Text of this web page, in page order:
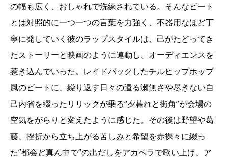
の幅も広く、おしゃれで洗練されている。そんなビート
とは対照的に一つ一つの言葉を力強く、不器用なほど丁
寧に発していく彼のラップスタイルは、己がたどってき
たストーリーと映画のように連動し、オーディエンスを
惹き込んでいった。レイドバックしたチルヒップホップ
風のビートに、繰り返す日々の遣る瀬無さや尽きない自
己内省を綴ったリリックが乗る“夕暮れと街角”が会場の
空気をがらりと変えたように感じた。その後は野望や葛
藤、挫折から立ち上がる苦しみと希望を赤裸々に綴っ
た”都会ど真ん中で”の出だしをアカペラで歌い上げ、ア